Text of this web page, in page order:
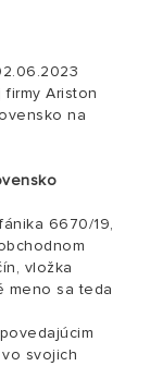
Ariston
na
6670/19,
vložka
meno sa teda
svojich